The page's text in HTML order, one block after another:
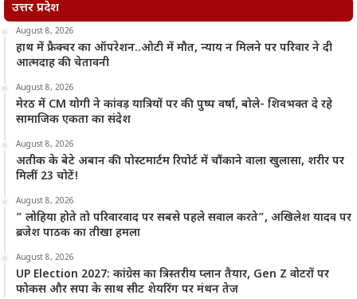
उत्तर प्रदेश
August 8, 2026
हाथ में फ्रैक्चर का ऑपरेशन..ओटी में मौत, न्याय न मिलने पर परिवार ने दी
आत्मदाह की चेतावनी
August 8, 2026
मेरठ में CM योगी ने कांवड़ यात्रियों पर की पुष्प वर्षा, बोले- शिवभक्त दे रहे
सामाजिक एकता का संदेश
August 8, 2026
अतीक के बेटे अबान की पोस्टमार्टम रिपोर्ट में चौंकाने वाला खुलासा, शरीर पर
मिलीं 23 चोटें!
August 8, 2026
” लोहिया होते तो परिवारवाद पर सबसे पहले सवाल करते”, अखिलेश यादव पर
ब्रजेश पाठक का तीखा हमला
August 8, 2026
UP Election 2027: कांग्रेस का त्रिस्तरीय प्लान तैयार, Gen Z वोटरों पर
फोकस और सपा के साथ सीट शेयरिंग पर मंथन तेज